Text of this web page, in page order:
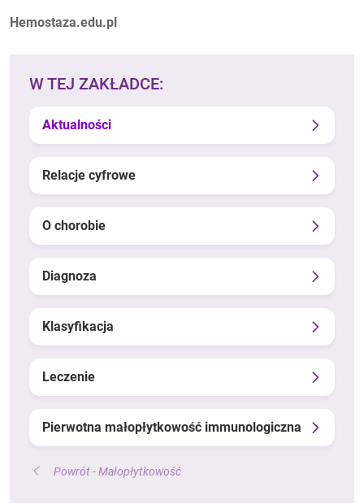
Autorzy:
Hemostaza.edu.pl
W TEJ ZAKŁADCE:
Aktualności
Relacje cyfrowe
O chorobie
Diagnoza
Klasyfikacja
Leczenie
Pierwotna małopłytkowość immunologiczna
Powrót - Małopłytkowość